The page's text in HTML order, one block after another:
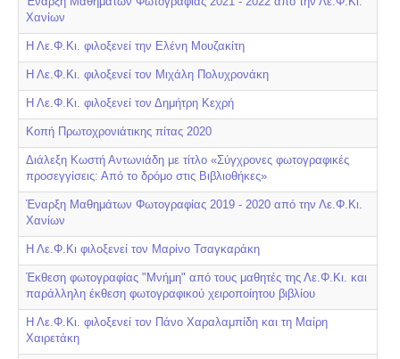
Χανίων
Η Λε.Φ.Κι. φιλοξενεί την Ελένη Μουζακίτη
Η Λε.Φ.Κι. φιλοξενεί τον Μιχάλη Πολυχρονάκη
Η Λε.Φ.Κι. φιλοξενεί τον Δημήτρη Κεχρή
Κοπή Πρωτοχρονιάτικης πίτας 2020
Διάλεξη Κωστή Αντωνιάδη με τίτλο «Σύγχρονες φωτογραφικές
προσεγγίσεις: Από το δρόμο στις Βιβλιοθήκες»
Έναρξη Μαθημάτων Φωτογραφίας 2019 - 2020 από την Λε.Φ.Κι.
Χανίων
Η Λε.Φ.Κι φιλοξενεί τον Μαρίνο Τσαγκαράκη
Έκθεση φωτογραφίας "Μνήμη" από τους μαθητές της Λε.Φ.Κι. και
παράλληλη έκθεση φωτογραφικού χειροποίητου βιβλίου
Η Λε.Φ.Κι. φιλοξενεί τον Πάνο Χαραλαμπίδη και τη Μαίρη
Χαιρετάκη